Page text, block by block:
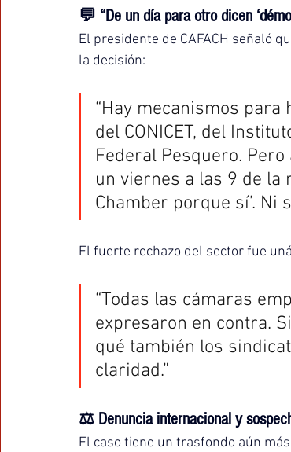
💬 “De un día para otro dicen
El presidente de CAFACH señaló
la decisión:
“Hay mecanismos
del CONICET, del
Federal Pesquero.
un viernes a las 9 de la
Chamber porque sí’. Ni
El fuerte rechazo del sector fue
“Todas las cámaras
expresaron en contra.
qué también los
claridad.”
⚖️ Denuncia internacional y
El caso tiene un trasfondo aún